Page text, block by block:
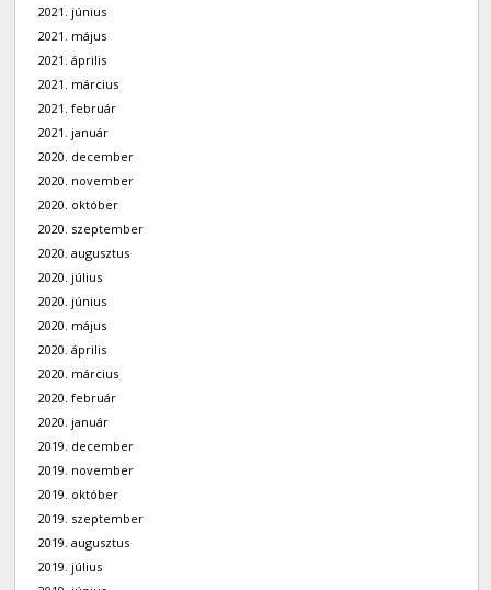
2021. június
2021. május
2021. április
2021. március
2021. február
2021. január
2020. december
2020. november
2020. október
2020. szeptember
2020. augusztus
2020. július
2020. június
2020. május
2020. április
2020. március
2020. február
2020. január
2019. december
2019. november
2019. október
2019. szeptember
2019. augusztus
2019. július